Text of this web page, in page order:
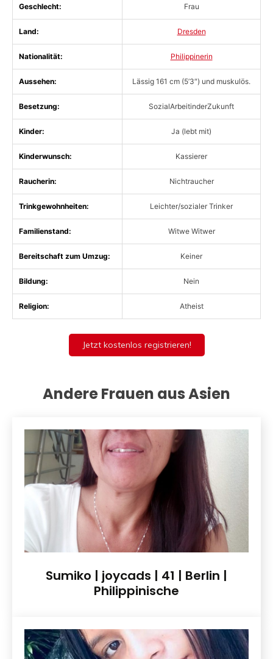
Geschlecht: Frau
Land: Dresden
Nationalität: Philippinerin
Aussehen: Lässig 161 cm (5’3″) und muskulös.
Besetzung: SozialArbeitinderZukunft
Kinder: Ja (lebt mit)
Kinderwunsch: Kassierer
Raucherin: Nichtraucher
Trinkgewohnheiten: Leichter/sozialer Trinker
Familienstand: Witwe Witwer
Bereitschaft zum Umzug: Keiner
Bildung: Nein
Religion: Atheist
Jetzt kostenlos registrieren!
Andere Frauen aus Asien
Sumiko | joycads | 41 | Berlin |
Philippinische